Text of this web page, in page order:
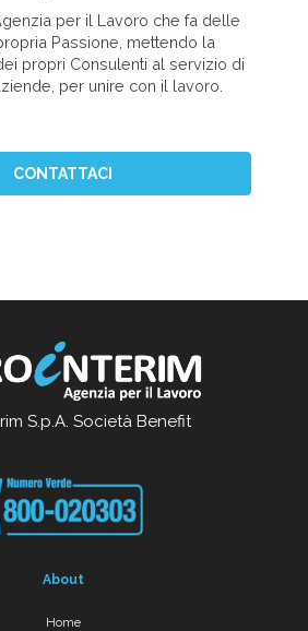
per il Lavoro che fa delle
Passione, mettendo la
propri Consulenti al servizio di
per unire con il lavoro.
CONTATTACI
S.p.A. Società Benefit
About
Home